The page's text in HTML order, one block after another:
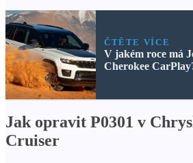
ČTĚTE VÍCE
V jakém roce má
Cherokee
Jak opravit P0301 v
Cruiser